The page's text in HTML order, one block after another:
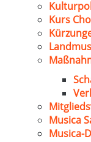
Kurs
Musica
Musica-